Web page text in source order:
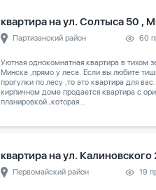
квартира на ул. Солтыса 50 ,
Партизанский район 60
Уютная однокомнатная квартира в тихом
Минска ,прямо у леса. Если вы любите
прогулки по лесу ,то это квартира для
кирпичном доме продается квартира с
планировкой ,которая...
квартира на ул. Калиновского
Первомайский район 19